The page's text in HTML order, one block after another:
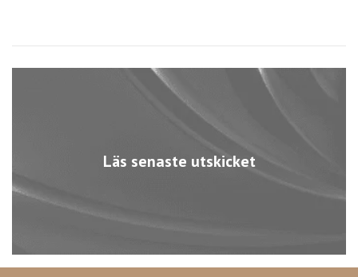
Läs senaste utskicket